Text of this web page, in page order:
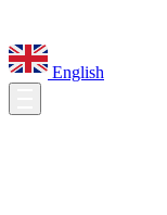
English